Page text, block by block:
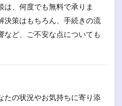
は、何度でも無料で承りま
決策はもちろん、手続きの流
など、ご不安な点についても
たの状況やお気持ちに寄り添